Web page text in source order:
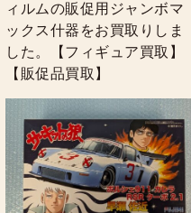
ィルムの販促用ジャンボマ
ックス什器をお買取りしま
した。【フィギュア買取】
【販促品買取】